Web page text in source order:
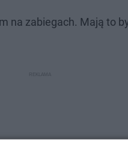
na zabiegach. Mają to